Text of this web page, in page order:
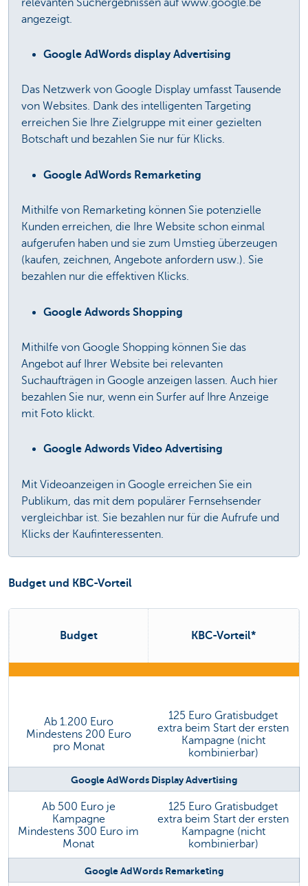
angezeigt.
Google AdWords display Advertising
Das Netzwerk von Google Display umfasst Tausende
von Websites. Dank des intelligenten Targeting
erreichen Sie Ihre Zielgruppe mit einer gezielten
Botschaft und bezahlen Sie nur für Klicks.
Google AdWords Remarketing
Mithilfe von Remarketing können Sie potenzielle
Kunden erreichen, die Ihre Website schon einmal
aufgerufen haben und sie zum Umstieg überzeugen
(kaufen, zeichnen, Angebote anfordern usw.). Sie
bezahlen nur die effektiven Klicks.
Google Adwords Shopping
Mithilfe von Google Shopping können Sie das
Angebot auf Ihrer Website bei relevanten
Suchaufträgen in Google anzeigen lassen. Auch hier
bezahlen Sie nur, wenn ein Surfer auf Ihre Anzeige
mit Foto klickt.
Google Adwords Video Advertising
Mit Videoanzeigen in Google erreichen Sie ein
Publikum, das mit dem populärer Fernsehsender
vergleichbar ist. Sie bezahlen nur für die Aufrufe und
Klicks der Kaufinteressenten.
Budget und KBC-Vorteil
Budget KBC-Vorteil*
Ab 1.200 Euro
Mindestens 200 Euro
pro Monat
125 Euro Gratisbudget
extra beim Start der ersten
Kampagne (nicht
kombinierbar)
Ab 500 Euro je
Kampagne
Mindestens 300 Euro im
Monat
125 Euro Gratisbudget
extra beim Start der ersten
Kampagne (nicht
kombinierbar)
Google AdWords Display Advertising
Google AdWords Remarketing